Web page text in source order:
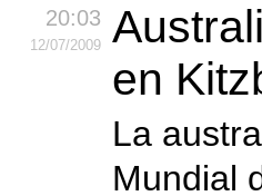
20:03
12/07/2009
en
La
Mundial